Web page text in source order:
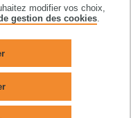
modifier vos choix,
gestion des cookies
PLANÈTES,